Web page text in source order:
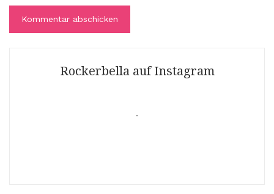
Rockerbella auf Instagram